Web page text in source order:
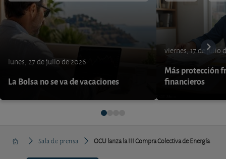
lunes, 27 de julio de 2026
La Bolsa no se va de vacaciones
viernes, 17 de julio
Más protección
financieros
Sala de prensa OCU lanza la III Compra Colectiva de Energía